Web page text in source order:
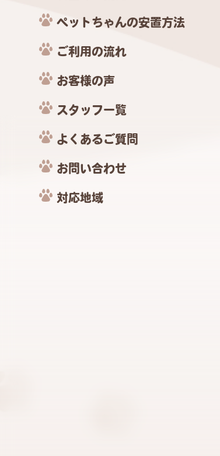
ペットちゃんの安置方法
ご利用の流れ
お客様の声
スタッフ一覧
よくあるご質問
お問い合わせ
対応地域